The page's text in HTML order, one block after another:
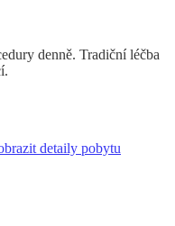
denně. Tradiční léčba
detaily pobytu